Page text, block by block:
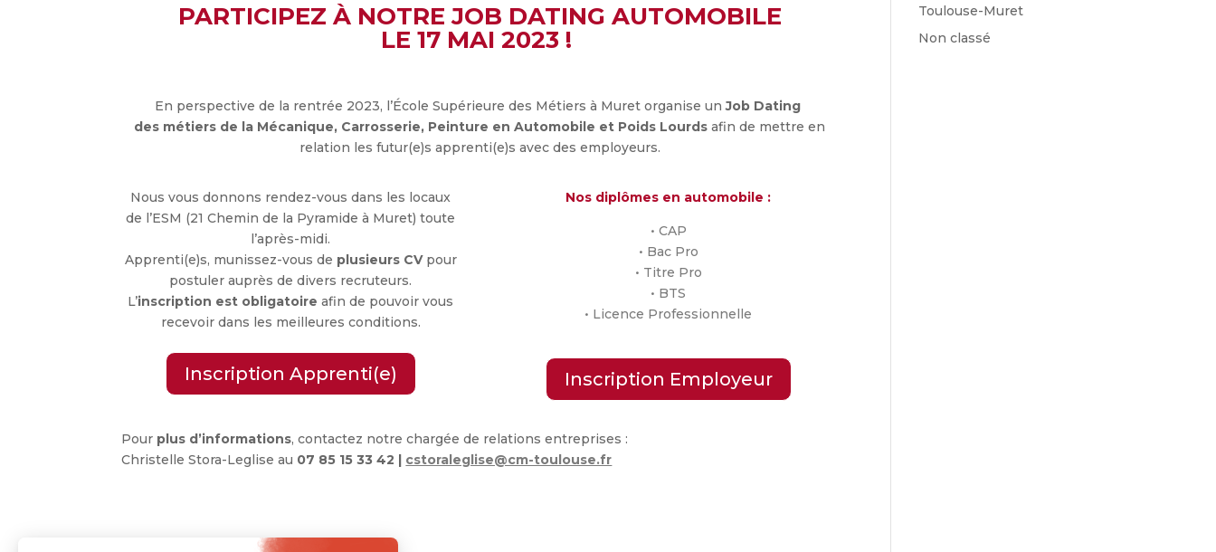
PARTICIPEZ À NOTRE JOB DATING AUTOMOBILE
LE 17 MAI 2023 !
En perspective de la rentrée 2023, l’École Supérieure des Métiers à Muret organise unJob Dating
des métiers de la Mécanique, Carrosserie, Peinture en Automobile et Poids Lourds afin de mettre en
relation les futur(e)s apprenti(e)s avec des employeurs.
Nous vous donnons rendez-vous dans les locaux
de l’ESM (21 Chemin de la Pyramide à Muret) toute
l’après-midi.
Apprenti(e)s, munissez-vous de plusieurs CVpour
postuler auprès de divers recruteurs.
L’inscription est obligatoire afin de pouvoir vous
recevoir dans les meilleures conditions.
Inscription Apprenti(e)
Nos diplômes en automobile :
• CAP
• Bac Pro
• Titre Pro
• BTS
• Licence Professionnelle
Inscription Employeur
Pour plus d’informations, contactez notre chargée de relations entreprises :
Christelle Stora-Leglise au 07 85 15 33 42 | cstoraleglise@cm-toulouse.fr
Toulouse-Muret
Non classé